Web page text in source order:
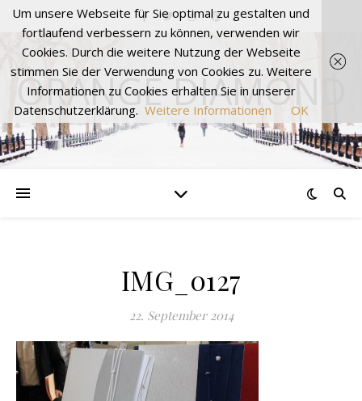
ORANGE DIAMOND
IMG_0127
22. September 2014
Um unsere Webseite für Sie optimal zu gestalten und
fortlaufend verbessern zu können, verwenden wir
Cookies. Durch die weitere Nutzung der Webseite
stimmen Sie der Verwendung von Cookies zu. Weitere
Informationen zu Cookies erhalten Sie in unserer
Datenschutzerklärung. Weitere Informationen OK